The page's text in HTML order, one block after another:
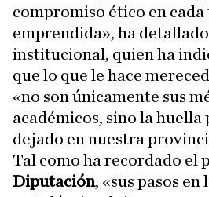
compromiso ético en cada
emprendida», ha
institucional, quien ha
que lo que le hace
«no son únicamente sus
académicos, sino la huella
dejado en nuestra
Tal como ha recordado el
Diputación, «sus pasos